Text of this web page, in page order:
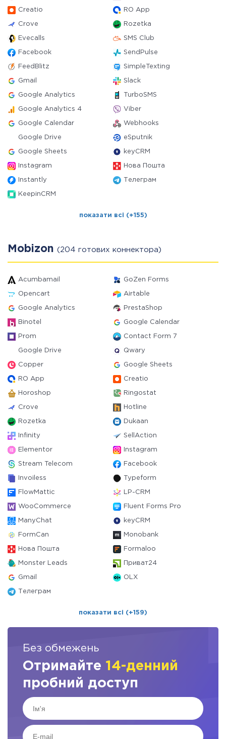
Creatio RO App
Crove Rozetka
Evecalls SMS Club
Facebook SendPulse
FeedBlitz SimpleTexting
Gmail Slack
Google Analytics TurboSMS
Google Analytics 4 Viber
Google Calendar Webhooks
Google Drive eSputnik
Google Sheets keyCRM
Instagram Нова Пошта
Instantly Телеграм
KeepinCRM
показати всі (+155)
Mobizon (204 готових коннектора)
Acumbamail GoZen Forms
Opencart Airtable
Google Analytics PrestaShop
Binotel Google Calendar
Prom Contact Form 7
Google Drive Qwary
Copper Google Sheets
RO App Creatio
Horoshop Ringostat
Crove Hotline
Rozetka Dukaan
Infinity SellAction
Elementor Instagram
Stream Telecom Facebook
Invoiless Typeform
FlowMattic LP-CRM
WooCommerce Fluent Forms Pro
ManyChat keyCRM
FormCan Monobank
Нова Пошта Formaloo
Monster Leads Приват24
Gmail OLX
Телеграм
показати всі (+159)
Без обмежень
Отримайте 14-денний
пробний доступ